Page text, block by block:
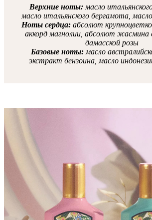
Верхние ноты: масло
масло итальянского бергамота,
Ноты сердца: абсолют
аккорд магнолии, абсолют жасмина
дамасской розы
Базовые ноты: масло
экстракт бензоина, масло